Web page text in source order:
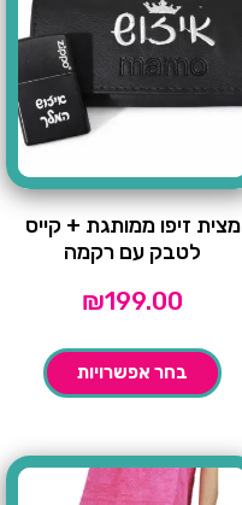
מצית זיפו ממותגת + קייס
לטבק עם רקמה
₪199.00
בחר אפשרויות